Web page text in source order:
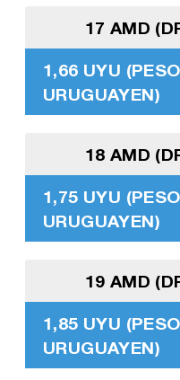
17 AMD
1,66 UYU (PESO
URUGUAYEN)
18 AMD
1,75 UYU (PESO
URUGUAYEN)
19 AMD
1,85 UYU (PESO
URUGUAYEN)